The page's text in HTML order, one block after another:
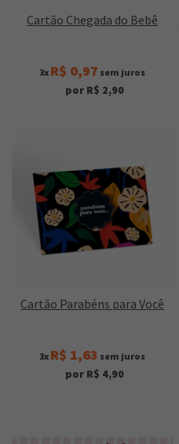
Cartão Chegada do Bebê
3x R$ 0,97 sem juros
por R$ 2,90
Cartão Parabéns para Você
3x R$ 1,63 sem juros
por R$ 4,90